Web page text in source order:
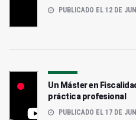
PUBLICADO EL 12 DE
Un Máster en
práctica profesional
PUBLICADO EL 17 DE